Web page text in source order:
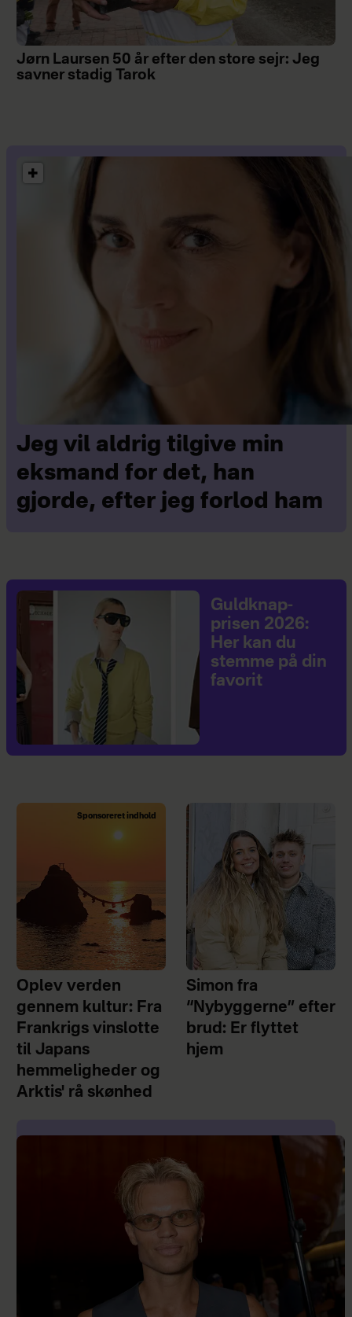
Jørn Laursen 50 år efter den store sejr: Jeg
savner stadig Tarok
Jeg vil aldrig tilgive min
eksmand for det, han
gjorde, efter jeg forlod ham
Guldknap-
prisen 2026:
Her kan du
stemme på din
favorit
Sponsoreret indhold
Oplev verden
gennem kultur: Fra
Frankrigs vinslotte
til Japans
hemmeligheder og
Arktis' rå skønhed
Simon fra
“Nybyggerne” efter
brud: Er flyttet
hjem